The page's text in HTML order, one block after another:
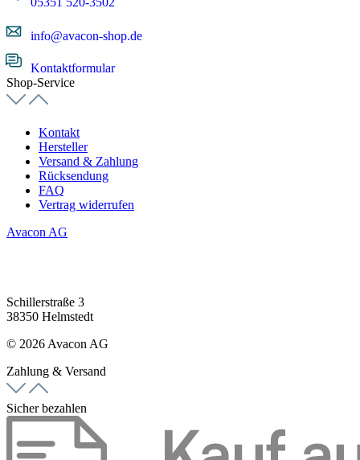
info@avacon-shop.de
Kontaktformular
Shop-Service
Kontakt
Hersteller
Versand & Zahlung
Rücksendung
FAQ
Vertrag widerrufen
Avacon AG
Schillerstraße 3
38350 Helmstedt
© 2026 Avacon AG
Zahlung & Versand
Sicher bezahlen